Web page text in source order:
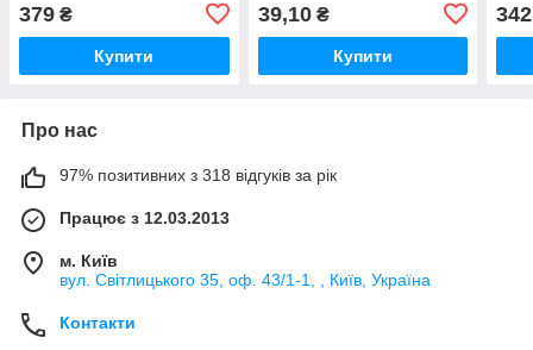
379 ₴
Купити
39,10₴
Купити
342
Про нас
97% позитивних з 318 відгуків за рік
Працює з 12.03.2013
м. Київ
вул. Світлицького 35, оф. 43/1-1, , Київ, Україна
Контакти